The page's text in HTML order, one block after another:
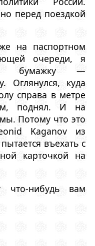
перед поездкой
на паспортном
очереди, я
бумажку —
Оглянулся, куда
справа в метре
поднял. И на
Потому что это
Kaganov из
въехать с
карточкой на
нибудь вам